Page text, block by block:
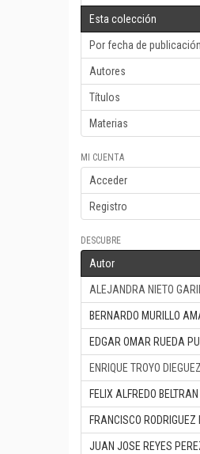
Esta colección
Por fecha de publicación
Autores
Títulos
Materias
MI CUENTA
Acceder
Registro
DESCUBRE
Autor
ALEJANDRA NIETO
BERNARDO MURILLO
EDGAR OMAR RUEDA
ENRIQUE TROYO
FELIX ALFREDO
FRANCISCO RODRIGUEZ
JUAN JOSE REYES